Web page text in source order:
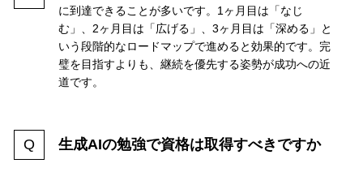
に到達できることが多いです。1ヶ月目は「なじ
む」、2ヶ月目は「広げる」、3ヶ月目は「深める」と
いう段階的なロードマップで進めると効果的です。完
璧を目指すよりも、継続を優先する姿勢が成功への近
道です。
生成AIの勉強で資格は取得すべきですか